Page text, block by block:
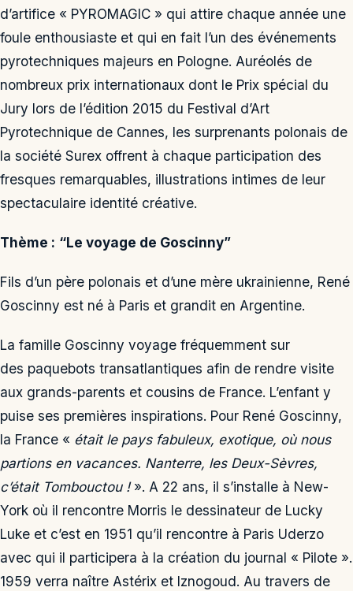
d’artifice « PYROMAGIC » qui attire chaque année une
foule enthousiaste et qui en fait l’un des événements
pyrotechniques majeurs en Pologne. Auréolés de
nombreux prix internationaux dont le Prix spécial du
Jury lors de l’édition 2015 du Festival d’Art
Pyrotechnique de Cannes, les surprenants polonais de
la société Surex offrent à chaque participation des
fresques remarquables, illustrations intimes de leur
spectaculaire identité créative.
Thème : “Le voyage de Goscinny”
Fils d’un père polonais et d’une mère ukrainienne, René
Goscinny est né à Paris et grandit en Argentine.
La famille Goscinny voyage fréquemment sur
des paquebots transatlantiques afin de rendre visite
aux grands-parents et cousins de France. L’enfant y
puise ses premières inspirations. Pour René Goscinny,
la France « était le pays fabuleux, exotique, où nous
partions en vacances. Nanterre, les Deux-Sèvres,
c’était Tombouctou !». A 22 ans, il s’installe à New-
York où il rencontre Morris le dessinateur de Lucky
Luke et c’est en 1951 qu’il rencontre à Paris Uderzo
avec qui il participera à la création du journal « Pilote ».
1959 verra naître Astérix et Iznogoud. Au travers de